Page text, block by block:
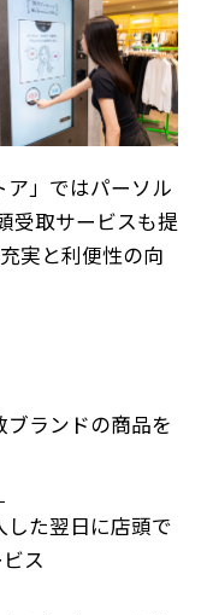
ア」ではパーソル
受取サービスも提
実と利便性の向
ランドの商品を
た翌日に店頭で
ス